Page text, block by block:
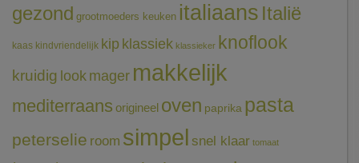
gezond grootmoeders keuken italiaans Italië
kaas kindvriendelijk kip klassiek klassieker knoflook
kruidig look mager makkelijk
mediterraans origineel oven paprika pasta
peterselie room simpel snel klaar tomaat